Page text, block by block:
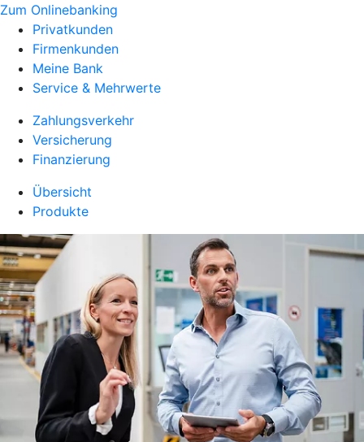
Zum Onlinebanking
Privatkunden
Firmenkunden
Meine Bank
Service & Mehrwerte
Zahlungsverkehr
Versicherung
Finanzierung
Übersicht
Produkte